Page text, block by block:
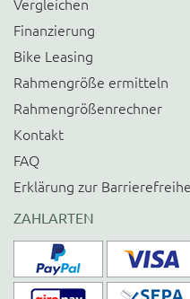
Finanzierung
Bike Leasing
Rahmengröße ermitteln
Rahmengrößenrechner
Kontakt
FAQ
Erklärung zur
ZAHLARTEN